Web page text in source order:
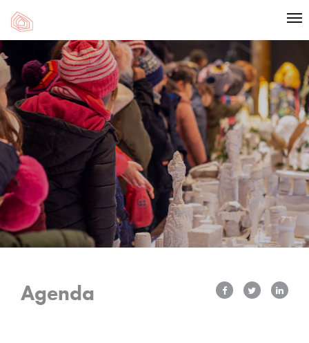
Agenda